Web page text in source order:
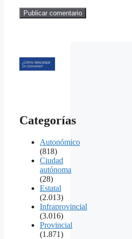
Categorías
Autonómico
(818)
Ciudad
autónoma
(28)
Estatal
(2.013)
Infraprovincial
(3.016)
Provincial
(1.871)